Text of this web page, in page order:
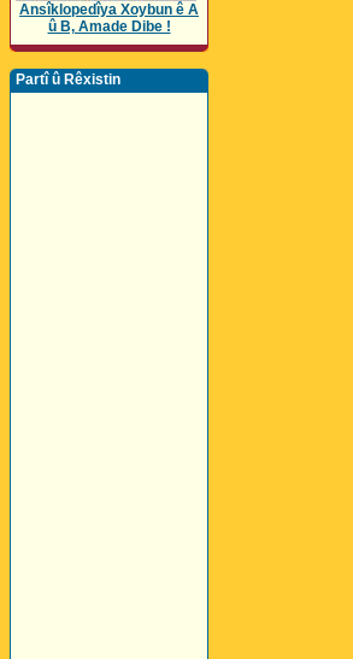
Ansîklopedîya Xoybun ê A
û B, Amade Dibe !
Partî û Rêxistin